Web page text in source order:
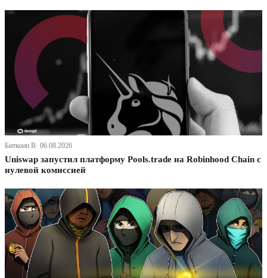
Биткоин В· 06.08.2026
Uniswap запустил платформу Pools.trade на Robinhood Chain с
нулевой комиссией